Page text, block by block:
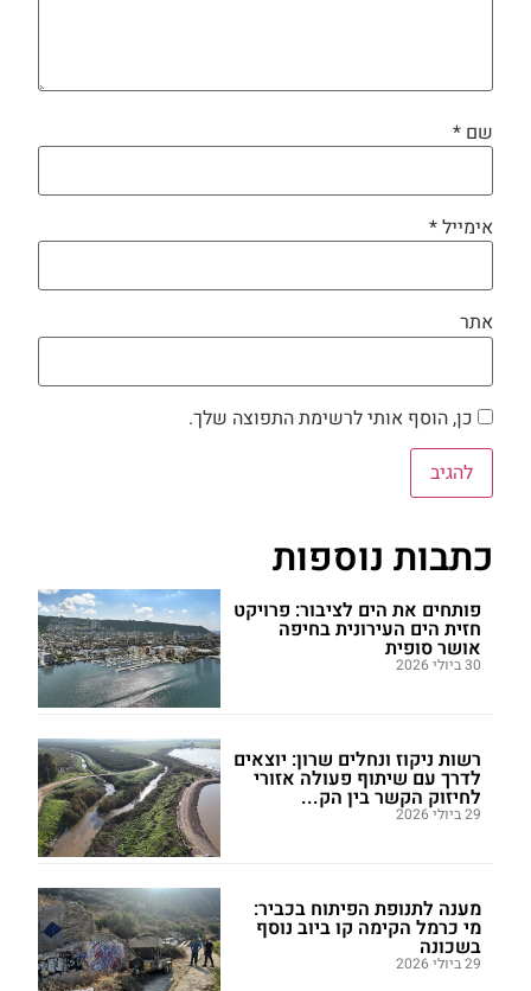
שם *
אימייל*
אתר
כן, הוסף אותי לרשימת התפוצה שלך.
כתבות נוספות
פותחים את הים לציבור: פרויקט
חזית הים העירונית בחיפה
אושר סופית
30 ביולי 2026
רשות ניקוז ונחלים שרון: יוצאים
לדרך עם שיתוף פעולה אזורי
לחיזוק הקשר בין הק...
29 ביולי 2026
מענה לתנופת הפיתוח בכביר:
מי כרמל הקימה קו ביוב נוסף
בשכונה
29 ביולי 2026